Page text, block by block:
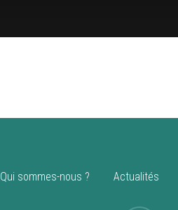
Qui sommes-nous ? Actualités